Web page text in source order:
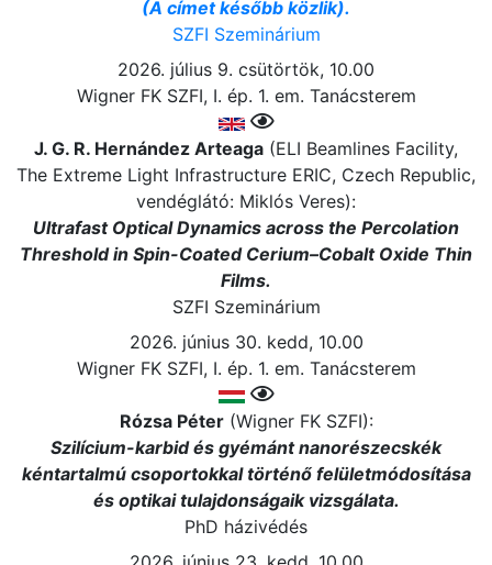
(A címet később közlik).
SZFI Szeminárium
2026. július 9. csütörtök, 10.00
Wigner FK SZFI, I. ép. 1. em. Tanácsterem
J. G. R. Hernández Arteaga (ELI Beamlines Facility,
The Extreme Light Infrastructure ERIC, Czech Republic,
vendéglátó: Miklós Veres):
Ultrafast Optical Dynamics across the Percolation
Threshold in Spin-Coated Cerium–Cobalt Oxide Thin
Films.
SZFI Szeminárium
2026. június 30. kedd, 10.00
Wigner FK SZFI, I. ép. 1. em. Tanácsterem
Rózsa Péter(Wigner FK SZFI):
Szilícium-karbid és gyémánt nanorészecskék
kéntartalmú csoportokkal történő felületmódosítása
és optikai tulajdonságaik vizsgálata.
PhD házivédés